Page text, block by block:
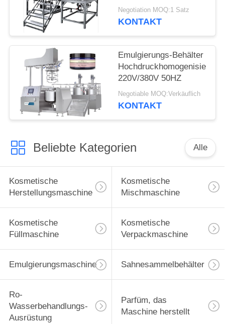
Vakuumhomogenisierer-
Emulgierungsmaschine
Negotiation MOQ:1 Satz
KONTAKT
Emulgierungs-Behälter
220V/380V 50HZ
Negotiable MOQ:Verkäuflich
KONTAKT
Beliebte Kategorien Alle
Kosmetische
Herstellungsmaschine
Kosmetische
Mischmaschine
Kosmetische
Füllmaschine
Kosmetische
Verpackmaschine
Emulgierungsmaschine Sahnesammelbehälter
Ro-
Wasserbehandlungs-
Ausrüstung
Parfüm, das
Maschine herstellt